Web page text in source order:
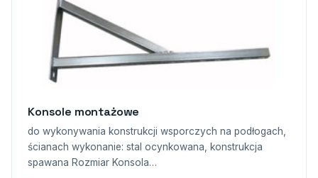
Konsole montażowe
do wykonywania konstrukcji wsporczych na podłogach,
ścianach wykonanie: stal ocynkowana, konstrukcja
spawana Rozmiar Konsola…